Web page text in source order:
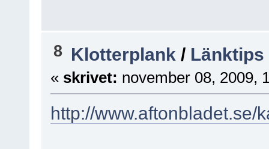
8 Klotterplank / Länktips
« skrivet: november 08, 2009,
http://www.aftonbladet.se/